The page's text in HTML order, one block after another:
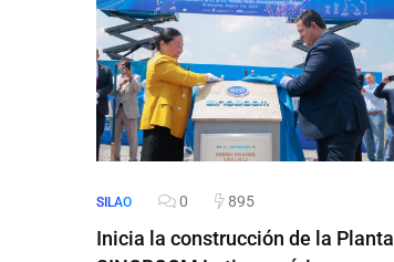
SILAO 0 895
Inicia la construcción de la Planta